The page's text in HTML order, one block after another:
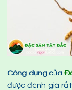
Công dụng của
được đánh giá